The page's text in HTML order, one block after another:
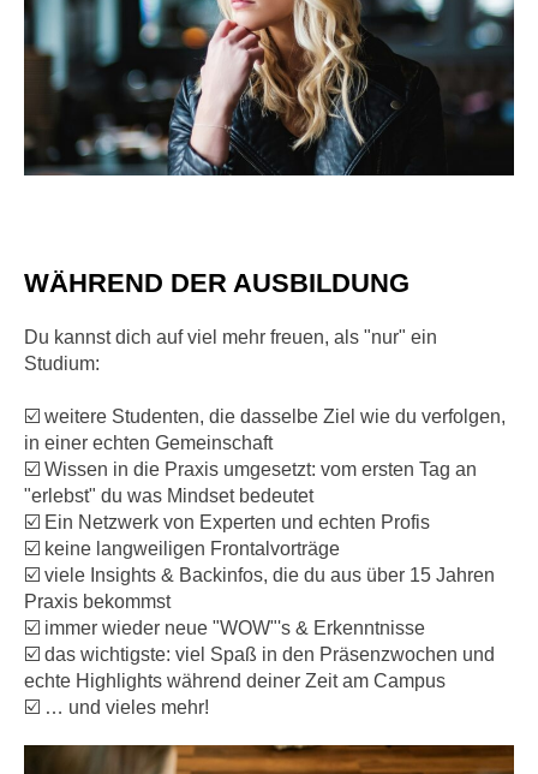
WÄHREND DER AUSBILDUNG
Du kannst dich auf viel mehr freuen, als "nur" ein
Studium:
☑️ weitere Studenten, die dasselbe Ziel wie du verfolgen,
in einer echten Gemeinschaft
☑️ Wissen in die Praxis umgesetzt: vom ersten Tag an
"erlebst" du was Mindset bedeutet
☑️ Ein Netzwerk von Experten und echten Profis
☑️ keine langweiligen Frontalvorträge
☑️ viele Insights & Backinfos, die du aus über 15 Jahren
Praxis bekommst
☑️ immer wieder neue "WOW"'s & Erkenntnisse
☑️ das wichtigste: viel Spaß in den Präsenzwochen und
echte Highlights während deiner Zeit am Campus
☑️ … und vieles mehr!